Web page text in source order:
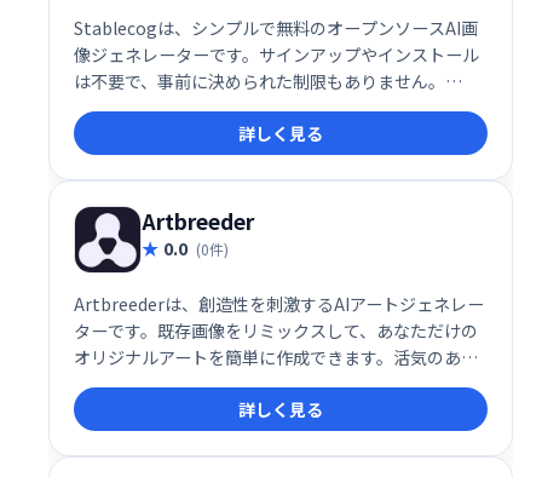
Stablecogは、シンプルで無料のオープンソースAI画
像ジェネレーターです。サインアップやインストール
は不要で、事前に決められた制限もありません。
Stable Diffusionを誰でも手軽に利用でき、GPUパワ
ーを寄付することでさらに多くの人が利用できます。
独自のStable Diffusion GUIとしても活用可能。
Supabaseによるデータ管理で、無料での画像生成を
可能にしています。
詳しく見る
Artbreeder
0.0 (0件)
Artbreederは、創造性を刺激するAIアートジェネレー
ターです。既存画像をリミックスして、あなただけの
オリジナルアートを簡単に作成できます。活気のある
コミュニティに参加し、お気に入りのクリエイターを
フォローして作品を共有しましょう。 AIの力を活用し
て、無限の可能性を秘めたアートの世界を探求してみ
ませんか？
詳しく見る